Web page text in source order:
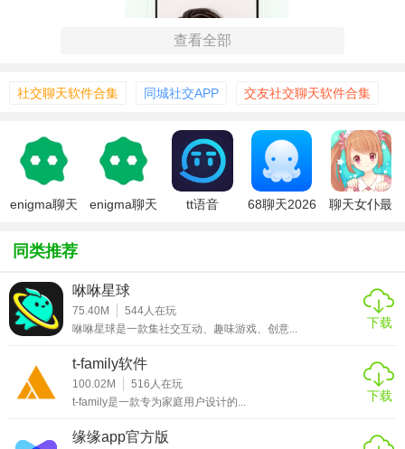
1. **单人及群组聊天**：支持一对一和多人聊天模式，方便用
户与不同人群进行交流。
2. **实时消息传输**：提供实时消息传输功能，让用户可以随
3. **多样化聊天方式**：支持文字、语音、图片、视频等多种
聊天方式，丰富用户的交流体验。
4. **智能推荐系统**：根据用户的兴趣和喜好，智能推荐可能
查看全部
社交聊天软件合集 同城社交APP 交友社交聊天软件合集
enigma聊天
enigma聊天
tt语音
68聊天2026
聊天女仆最
同类推荐
咻咻星球
75.40M 544 人在玩
咻咻星球是一款集社交互动、趣味游戏、创意...
下载
t-family软件
100.02M 516 人在玩
t-family是一款专为家庭用户设计的...
下载
缘缘app官方版